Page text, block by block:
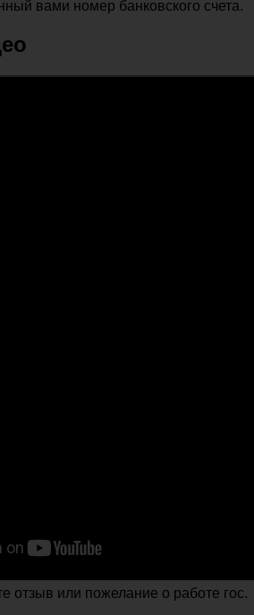
вами номер банковского счета.
отзыв или пожелание о работе гос.